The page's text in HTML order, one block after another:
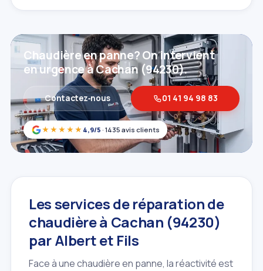
★★★★★ 4,9/5 · 1435 avis clients
Chaudière en panne? On intervient
en urgence à Cachan (94230).
Contactez‑nous 01 41 94 98 83
Les services de réparation de
chaudière à Cachan (94230)
par Albert et Fils
Face à une chaudière en panne, la réactivité est